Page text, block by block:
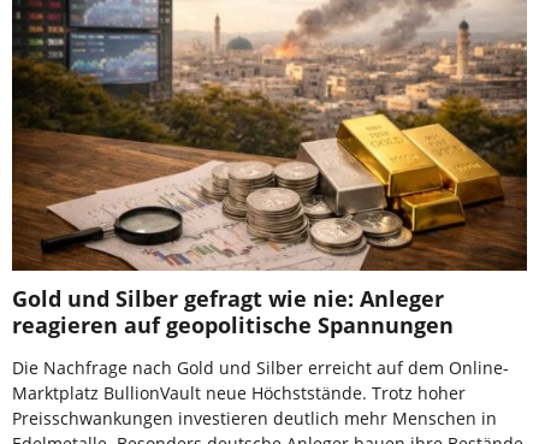
Gold und Silber gefragt wie nie: Anleger
reagieren auf geopolitische Spannungen
Die Nachfrage nach Gold und Silber erreicht auf dem Online-
Marktplatz BullionVault neue Höchststände. Trotz hoher
Preisschwankungen investieren deutlich mehr Menschen in